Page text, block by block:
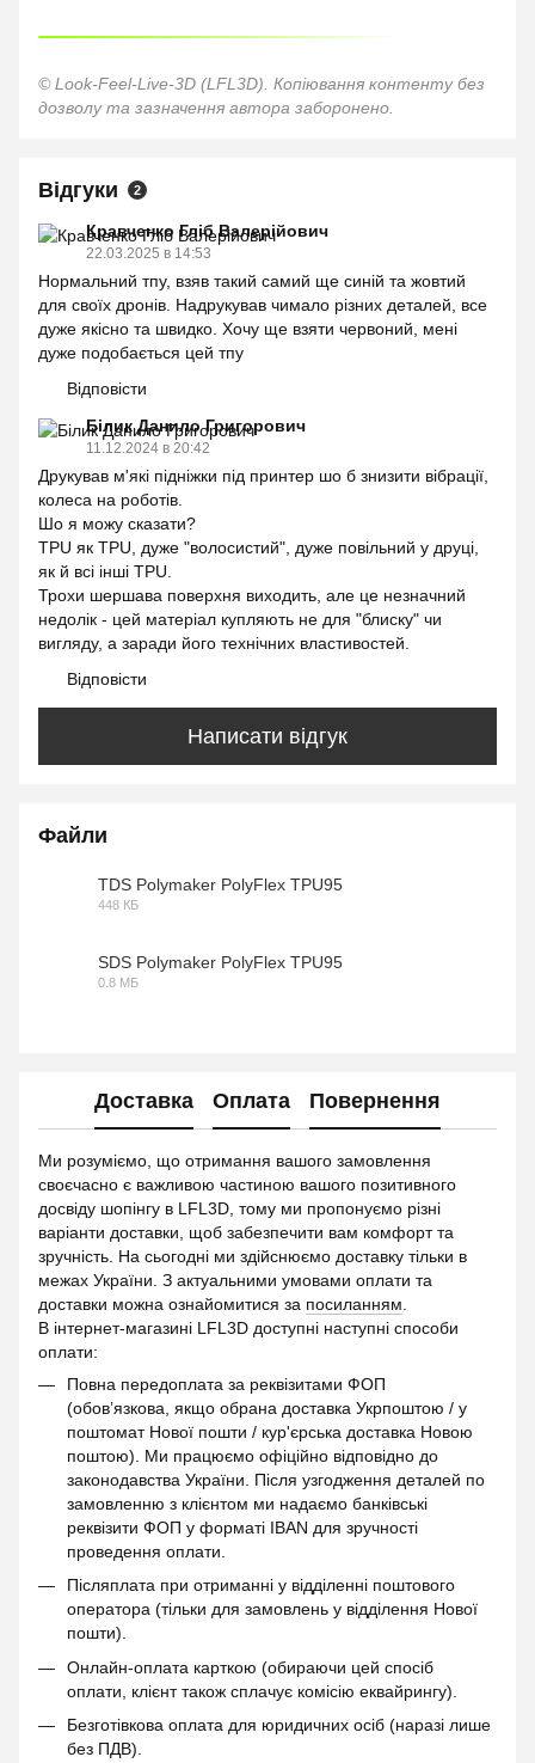
© Look-Feel-Live-3D (LFL3D). Копіювання контенту без
дозволу та зазначення автора заборонено.
Відгуки 2
Кравченко Гліб Валерійович
22.03.2025 в 14:53
Нормальний тпу, взяв такий самий ще синій та жовтий
для своїх дронів. Надрукував чимало різних деталей, все
дуже якісно та швидко. Хочу ще взяти червоний, мені
дуже подобається цей тпу
Відповісти
Білик Данило Григорович
11.12.2024 в 20:42
Друкував м'які підніжки під принтер шо б знизити вібрації,
колеса на роботів.
Шо я можу сказати?
TPU як TPU, дуже "волосистий", дуже повільний у друці,
як й всі інші TPU.
Трохи шершава поверхня виходить, але це незначний
недолік - цей матеріал купляють не для "блиску" чи
вигляду, а заради його технічних властивостей.
Відповісти
Написати відгук
Файли
TDS Polymaker PolyFlex TPU95
448 КБ
SDS Polymaker PolyFlex TPU95
0.8 МБ
Доставка Оплата Повернення
Ми розуміємо, що отримання вашого замовлення
своєчасно є важливою частиною вашого позитивного
досвіду шопінгу в LFL3D, тому ми пропонуємо різні
варіанти доставки, щоб забезпечити вам комфорт та
зручність. На сьогодні ми здійснюємо доставку тільки в
межах України. З актуальними умовами оплати та
доставки можна ознайомитися за посиланням
В інтернет-магазині LFL3D доступні наступні способи
оплати:
Повна передоплата за реквізитами ФОП
(обов’язкова, якщо обрана доставка Укрпоштою / у
поштомат Нової пошти / кур'єрська доставка Новою
поштою). Ми працюємо офіційно відповідно до
законодавства України. Після узгодження деталей по
замовленню з клієнтом ми надаємо банківські
реквізити ФОП у форматі IBAN для зручності
проведення оплати.
Післяплата при отриманні у відділенні поштового
оператора (тільки для замовлень у відділення Нової
пошти).
Онлайн-оплата карткою (обираючи цей спосіб
оплати, клієнт також сплачує комісію еквайрингу).
Безготівкова оплата для юридичних осіб (наразі лише
без ПДВ).